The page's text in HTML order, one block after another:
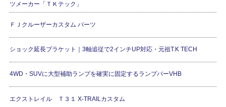
ツメーカー「ＴＫテック」
ＦＪクルーザーカスタム パーツ
ショック延長ブラケット｜3軸追従で2インチUP対応・元祖T.K TECH
4WD・SUVに大型補助ランプを確実に固定するランプバーVHB
エクストレイル Ｔ３１ X-TRAILカスタム